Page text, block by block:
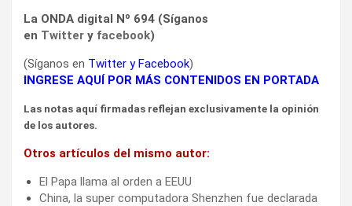
La ONDA digital Nº 694 (Síganos
en Twitter y facebook)
(Síganos en Twitter yFacebook)
INGRESE AQUÍ POR MÁS CONTENIDOS EN PORTADA
Las notas aquí firmadas reflejan exclusivamente la opinión
de los autores.
Otros artículos del mismo autor:
El Papa llama al orden a EEUU
China, la super computadora Shenzhen fue declarada